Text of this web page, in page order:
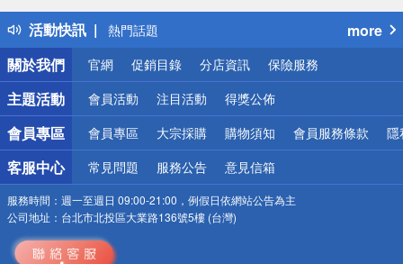
活動快訊
得獎公告
熱門話題
銀行優惠
偏遠地區配送
詐騙網頁！請小心！
more
關於我們
官網 促銷目錄 分店資訊 保險服務
主題活動 會員活動 注目活動 得獎公佈
會員專區 會員專區 大宗採購 購物須知 會員服務條款 隱
客服中心 常見問題 服務公告 意見信箱
服務時間： 週一至週日 09:00-21:00，例假日依網站公告為主
公司地址： 台北市北投區大業路136號5樓 (台灣)